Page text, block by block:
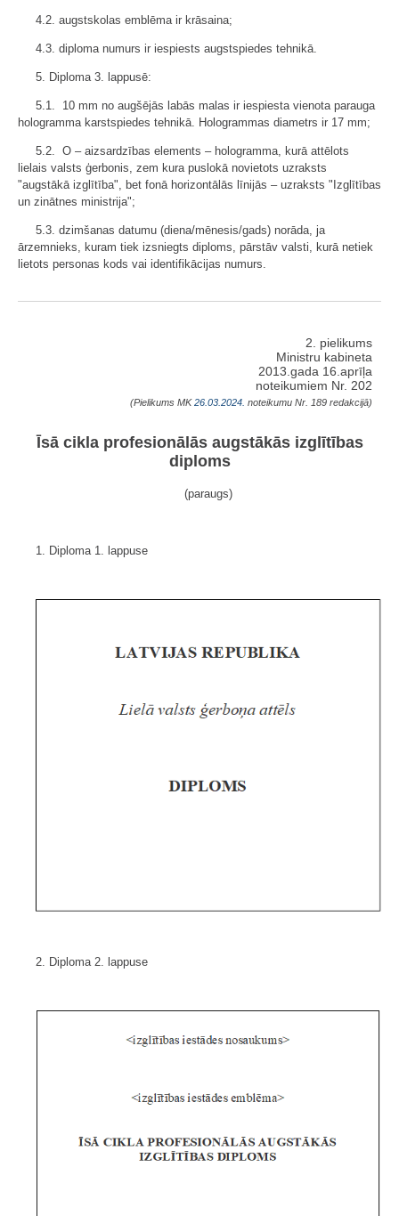
4.2. augstskolas emblēma ir krāsaina;
4.3. diploma numurs ir iespiests augstspiedes tehnikā.
5. Diploma 3. lappusē:
5.1. 10 mm no augšējās labās malas ir iespiesta vienota parauga
hologramma karstspiedes tehnikā. Hologrammas diametrs ir 17 mm;
5.2. O – aizsardzības elements – hologramma, kurā attēlots
lielais valsts ģerbonis, zem kura puslokā novietots uzraksts
"augstākā izglītība", bet fonā horizontālās līnijās – uzraksts "Izglītības
un zinātnes ministrija";
5.3. dzimšanas datumu (diena/mēnesis/gads) norāda, ja
ārzemnieks, kuram tiek izsniegts diploms, pārstāv valsti, kurā netiek
lietots personas kods vai identifikācijas numurs.
2. pielikums
Ministru kabineta
2013.gada 16.aprīļa
noteikumiem Nr. 202
(Pielikums MK26.03.2024. noteikumu Nr. 189 redakcijā)
Īsā cikla profesionālās augstākās izglītības
diploms
(paraugs)
1. Diploma 1. lappuse
2. Diploma 2. lappuse